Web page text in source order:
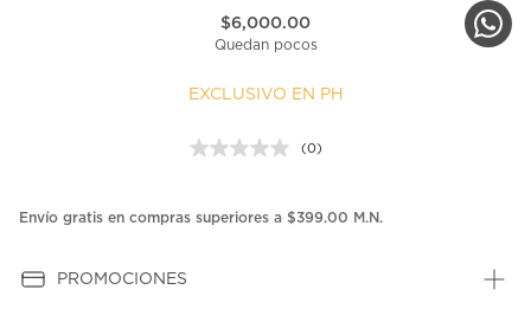
$6,000.00
Quedan pocos
EXCLUSIVO EN PH
Sin
en
(0)
Envío gratis en compras superiores a $399.00 M.N.
PROMOCIONES